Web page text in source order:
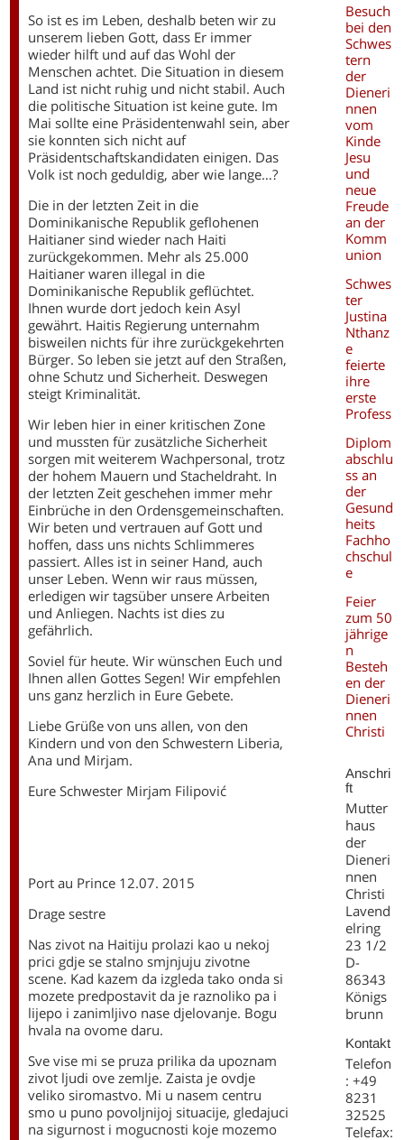
So ist es im Leben, deshalb beten wir zu
unserem lieben Gott, dass Er immer
wieder hilft und auf das Wohl der
Menschen achtet. Die Situation in diesem
Land ist nicht ruhig und nicht stabil. Auch
die politische Situation ist keine gute. Im
Mai sollte eine Präsidentenwahl sein, aber
sie konnten sich nicht auf
Präsidentschaftskandidaten einigen. Das
Volk ist noch geduldig, aber wie lange…?
Die in der letzten Zeit in die
Dominikanische Republik geflohenen
Haitianer sind wieder nach Haiti
zurückgekommen. Mehr als 25.000
Haitianer waren illegal in die
Dominikanische Republik geflüchtet.
Ihnen wurde dort jedoch kein Asyl
gewährt. Haitis Regierung unternahm
bisweilen nichts für ihre zurückgekehrten
Bürger. So leben sie jetzt auf den Straßen,
ohne Schutz und Sicherheit. Deswegen
steigt Kriminalität.
Wir leben hier in einer kritischen Zone
und mussten für zusätzliche Sicherheit
sorgen mit weiterem Wachpersonal, trotz
der hohem Mauern und Stacheldraht. In
der letzten Zeit geschehen immer mehr
Einbrüche in den Ordensgemeinschaften.
Wir beten und vertrauen auf Gott und
hoffen, dass uns nichts Schlimmeres
passiert. Alles ist in seiner Hand, auch
unser Leben. Wenn wir raus müssen,
erledigen wir tagsüber unsere Arbeiten
und Anliegen. Nachts ist dies zu
gefährlich.
Soviel für heute. Wir wünschen Euch und
Ihnen allen Gottes Segen! Wir empfehlen
uns ganz herzlich in Eure Gebete.
Liebe Grüße von uns allen, von den
Kindern und von den Schwestern Liberia,
Ana und Mirjam.
Eure Schwester Mirjam Filipović
Port au Prince 12.07. 2015
Drage sestre
Nas zivot na Haitiju prolazi kao u nekoj
prici gdje se stalno smjnjuju zivotne
scene. Kad kazem da izgleda tako onda si
mozete predpostavit da je raznoliko pa i
lijepo i zanimljivo nase djelovanje. Bogu
hvala na ovome daru.
Sve vise mi se pruza prilika da upoznam
zivot ljudi ove zemlje. Zaista je ovdje
veliko siromastvo. Mi u nasem centru
smo u puno povoljnijoj situacije, gledajuci
na sigurnost i mogucnosti koje mozemo
Besuch
bei den
Schwes
tern
der
Dieneri
nnen
vom
Kinde
Jesu
und
neue
Freude
an der
Komm
union
Schwes
ter
Justina
Nthanz
e
feierte
ihre
erste
Profess
Diplom
abschlu
ss an
der
Gesund
heits
Fachho
chschul
e
Feier
zum 50
jährige
n
Besteh
en der
Dieneri
nnen
Christi
Anschri
ft
Mutter
haus
der
Dieneri
nnen
Christi
Lavend
elring
23 1/2
D-
86343
Königs
brunn
Kontakt
Telefon
: +49
8231
32525
Telefax: